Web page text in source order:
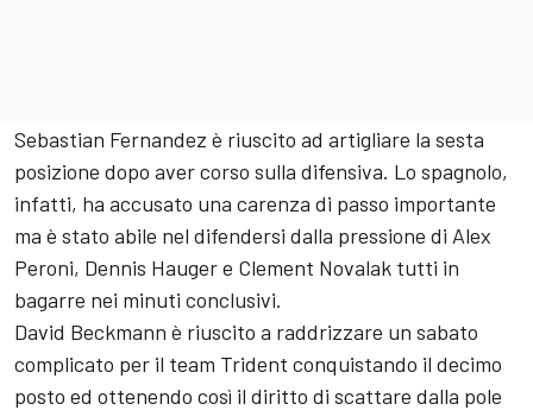
Sebastian Fernandez è riuscito ad artigliare la sesta
posizione dopo aver corso sulla difensiva. Lo spagnolo,
infatti, ha accusato una carenza di passo importante
ma è stato abile nel difendersi dalla pressione di Alex
Peroni, Dennis Hauger e Clement Novalak tutti in
bagarre nei minuti conclusivi.
David Beckmann è riuscito a raddrizzare un sabato
complicato per il team Trident conquistando il decimo
posto ed ottenendo così il diritto di scattare dalla pole